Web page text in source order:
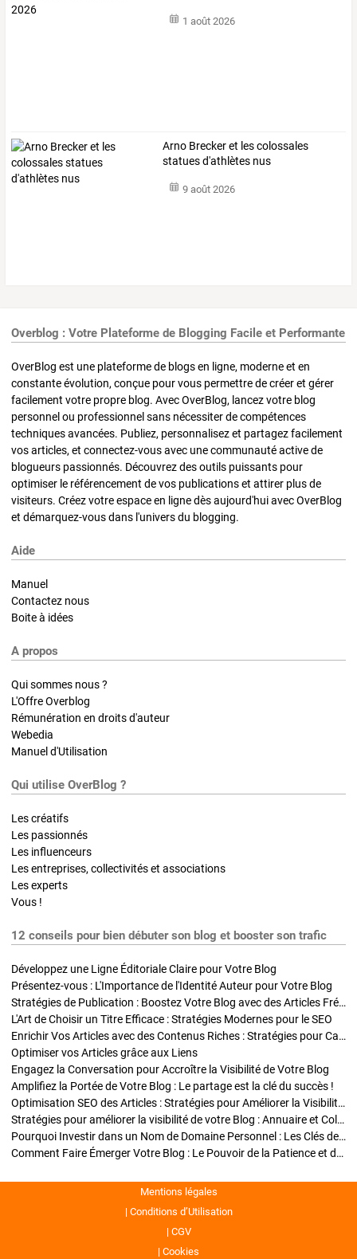
1 août 2026
Arno Brecker et les colossales
statues d'athlètes nus
9 août 2026
Overblog : Votre Plateforme de Blogging Facile et Performante
OverBlog est une plateforme de blogs en ligne, moderne et en
constante évolution, conçue pour vous permettre de créer et gérer
facilement votre propre blog. Avec OverBlog, lancez votre blog
personnel ou professionnel sans nécessiter de compétences
techniques avancées. Publiez, personnalisez et partagez facilement
vos articles, et connectez-vous avec une communauté active de
blogueurs passionnés. Découvrez des outils puissants pour
optimiser le référencement de vos publications et attirer plus de
visiteurs. Créez votre espace en ligne dès aujourd'hui avec OverBlog
et démarquez-vous dans l'univers du blogging.
Aide
Manuel
Contactez nous
Boite à idées
A propos
Qui sommes nous ?
L'Offre Overblog
Rémunération en droits d'auteur
Webedia
Manuel d'Utilisation
Qui utilise OverBlog ?
Les créatifs
Les passionnés
Les influenceurs
Les entreprises, collectivités et associations
Les experts
Vous !
12 conseils pour bien débuter son blog et booster son trafic
Développez une Ligne Éditoriale Claire pour Votre Blog
Présentez-vous : L'Importance de l'Identité Auteur pour Votre Blog
Stratégies de Publication : Boostez Votre Blog avec des Articles Fréquents et Exclusifs
L'Art de Choisir un Titre Efficace : Stratégies Modernes pour le SEO
Enrichir Vos Articles avec des Contenus Riches : Stratégies pour Captiver et Optimiser
Optimiser vos Articles grâce aux Liens
Engagez la Conversation pour Accroître la Visibilité de Votre Blog
Amplifiez la Portée de Votre Blog : Le partage est la clé du succès !
Optimisation SEO des Articles : Stratégies pour Améliorer la Visibilité de Votre Blog
Stratégies pour améliorer la visibilité de votre Blog : Annuaire et Collaborations
Pourquoi Investir dans un Nom de Domaine Personnel : Les Clés de la Réussite de Votre Blog
Comment Faire Émerger Votre Blog : Le Pouvoir de la Patience et de la Persévérance
Mentions légales
Conditions d’Utilisation
CGV
Cookies